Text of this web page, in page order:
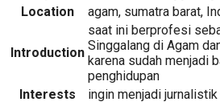
Location
agam, sumatra barat,
Introduction
saat ini berprofesi
Singgalang di Agam
karena sudah menjadi
penghidupan
Interests
ingin menjadi